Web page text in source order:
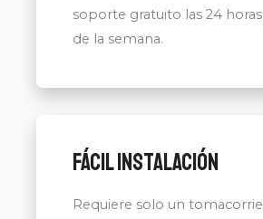
soporte gratuito las 24
de la semana.
Fácil instalación
Requiere solo un